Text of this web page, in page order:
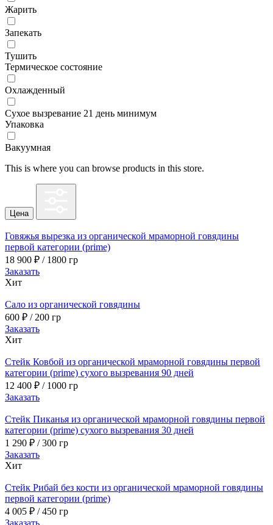
Жарить
Запекать
Тушить
Термическое состояние
Охлажденный
Сухое вызревание 21 день минимум
Упаковка
Вакуумная
This is where you can browse products in this store.
Цена
Говяжья вырезка из органической мраморной говядины
первой категории (prime)
18 900 ₽ / 1800 гр
Заказать
Хит
Сало из органической говядины
600 ₽ / 200 гр
Заказать
Хит
Стейк Ковбой из органической мраморной говядины первой
категории (prime) сухого вызревания 90 дней
12 400 ₽ / 1000 гр
Заказать
Стейк Пиканья из органической мраморной говядины первой
категории (prime) сухого вызревания 30 дней
1 290 ₽ / 300 гр
Заказать
Хит
Стейк Рибай без кости из органической мраморной говядины
первой категории (prime)
4 005 ₽ / 450 гр
Заказать